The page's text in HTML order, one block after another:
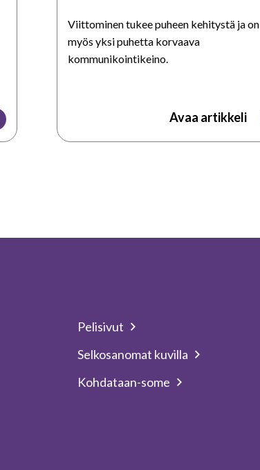
Viittominen tukee puheen kehitystä ja on
myös yksi puhetta korvaava
kommunikointikeino.
Avaa artikkeli
Pelisivut
Selkosanomat kuvilla
Kohdataan-some